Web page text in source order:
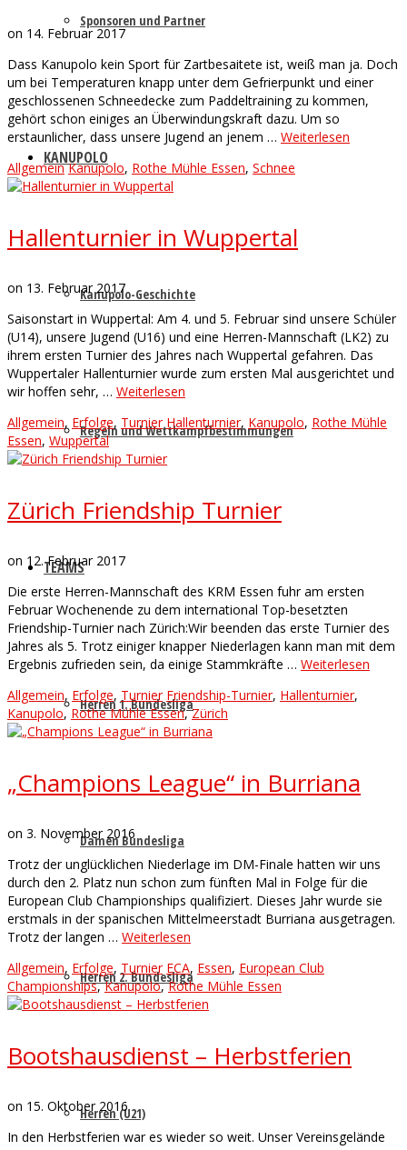
Sponsoren und Partner
KANUPOLO
Kanupolo-Geschichte
Regeln und Wettkampfbestimmungen
TEAMS
Herren 1. Bundesliga
Damen Bundesliga
Herren 2. Bundesliga
Herren (U21)
on 14. Februar 2017
Dass Kanupolo kein Sport für Zartbesaitete ist, weiß man ja. Doch
um bei Temperaturen knapp unter dem Gefrierpunkt und einer
geschlossenen Schneedecke zum Paddeltraining zu kommen,
gehört schon einiges an Überwindungskraft dazu. Um so
erstaunlicher, dass unsere Jugend an jenem … Weiterlesen
Allgemein Kanupolo, Rothe Mühle Essen, Schnee
Hallenturnier in Wuppertal
on 13. Februar 2017
Saisonstart in Wuppertal: Am 4. und 5. Februar sind unsere Schüler
(U14), unsere Jugend (U16) und eine Herren-Mannschaft (LK2) zu
ihrem ersten Turnier des Jahres nach Wuppertal gefahren. Das
Wuppertaler Hallenturnier wurde zum ersten Mal ausgerichtet und
wir hoffen sehr, … Weiterlesen
Allgemein, Erfolge, Turnier Hallenturnier, Kanupolo, Rothe Mühle
Essen, Wuppertal
Zürich Friendship Turnier
on 12. Februar 2017
Die erste Herren-Mannschaft des KRM Essen fuhr am ersten
Februar Wochenende zu dem international Top-besetzten
Friendship-Turnier nach Zürich:Wir beenden das erste Turnier des
Jahres als 5. Trotz einiger knapper Niederlagen kann man mit dem
Ergebnis zufrieden sein, da einige Stammkräfte … Weiterlesen
Allgemein, Erfolge, Turnier Friendship-Turnier, Hallenturnier,
Kanupolo, Rothe Mühle Essen,Zürich
„Champions League“ in Burriana
on 3. November 2016
Trotz der unglücklichen Niederlage im DM-Finale hatten wir uns
durch den 2. Platz nun schon zum fünften Mal in Folge für die
European Club Championships qualifiziert. Dieses Jahr wurde sie
erstmals in der spanischen Mittelmeerstadt Burriana ausgetragen.
Trotz der langen … Weiterlesen
Allgemein, Erfolge, Turnier ECA, Essen, European Club
Championships,Kanupolo,Rothe Mühle Essen
Bootshausdienst – Herbstferien
on 15. Oktober 2016
In den Herbstferien war es wieder so weit. Unser Vereinsgelände